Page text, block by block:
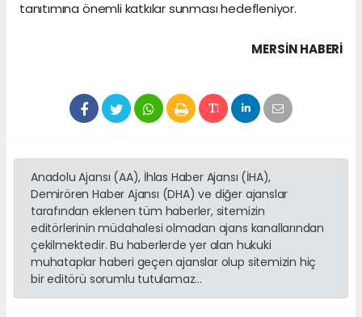
tanıtımına önemli katkılar sunması hedefleniyor.
MERSIN HABERİ
Anadolu Ajansı (AA), İhlas Haber Ajansı (İHA),
Demirören Haber Ajansı (DHA) ve diğer ajanslar
tarafından eklenen tüm haberler, sitemizin
editörlerinin müdahalesi olmadan ajans kanallarından
çekilmektedir. Bu haberlerde yer alan hukuki
muhataplar haberi geçen ajanslar olup sitemizin hiç
bir editörü sorumlu tutulamaz...